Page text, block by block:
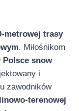
metrowej trasy
. Miłośnikom
Polsce snow
i
zawodników
terenowej